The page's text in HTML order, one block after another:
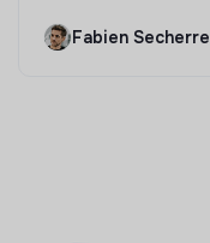
Fabien Secherre